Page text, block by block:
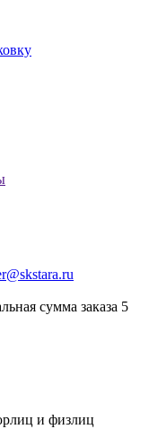
сумма заказа 5
и физлиц